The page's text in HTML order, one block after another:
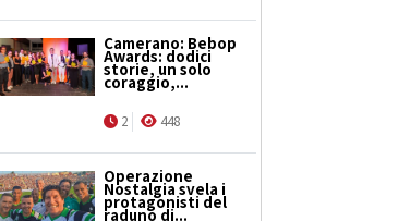
Camerano: Bebop
Awards: dodici
storie, un solo
coraggio,...
2 448
Operazione
Nostalgia svela i
protagonisti del
raduno di...